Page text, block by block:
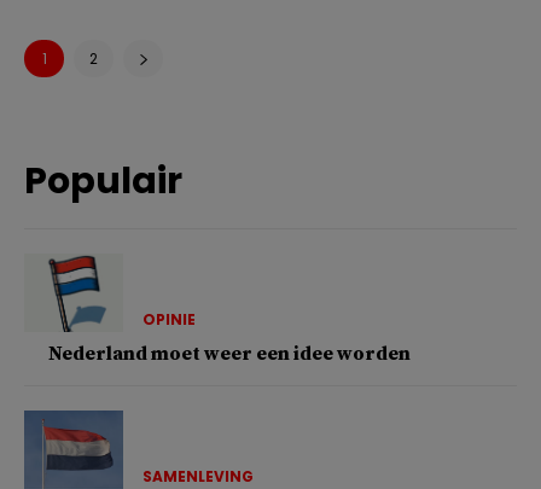
1 2
Populair
OPINIE
Nederland moet weer een idee worden
SAMENLEVING